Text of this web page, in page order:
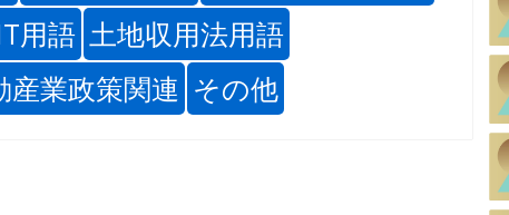
用語 土地収用法用語
産業政策関連 その他